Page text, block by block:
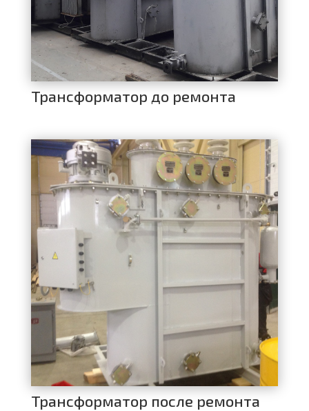
Трансформатор до ремонта
Трансформатор после ремонта